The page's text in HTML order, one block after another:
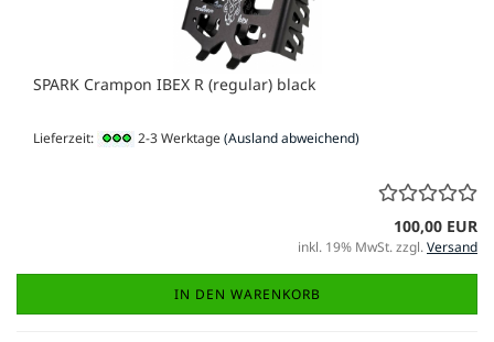
SPARK Crampon IBEX R (regular) black
Lieferzeit: 2-3 Werktage(Ausland abweichend)
100,00 EUR
inkl. 19% MwSt. zzgl.Versand
IN DEN WARENKORB